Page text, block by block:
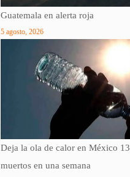
Guatemala en alerta roja
5 agosto, 2026
Deja la ola de calor en México 13
muertos en una semana